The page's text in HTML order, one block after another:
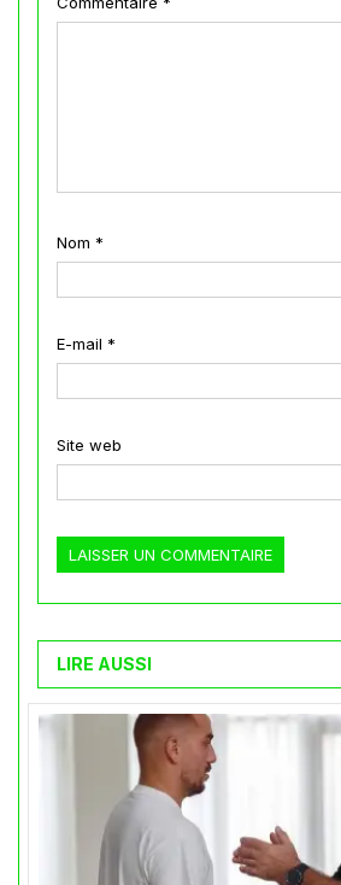
Nom *
E-mail *
Site web
LIRE AUSSI